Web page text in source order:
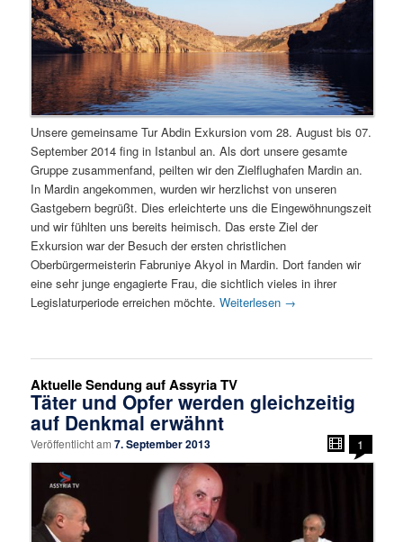
Unsere gemeinsame Tur Abdin Exkursion vom 28. August bis 07.
September 2014 fing in Istanbul an. Als dort unsere gesamte
Gruppe zusammenfand, peilten wir den Zielflughafen Mardin an.
In Mardin angekommen, wurden wir herzlichst von unseren
Gastgebern begrüßt. Dies erleichterte uns die Eingewöhnungszeit
und wir fühlten uns bereits heimisch. Das erste Ziel der
Exkursion war der Besuch der ersten christlichen
Oberbürgermeisterin Fabruniye Akyol in Mardin. Dort fanden wir
eine sehr junge engagierte Frau, die sichtlich vieles in ihrer
Legislaturperiode erreichen möchte.Weiterlesen →
Aktuelle Sendung auf Assyria TV
Täter und Opfer werden gleichzeitig
auf Denkmal erwähnt
Veröffentlicht am7. September 2013 1